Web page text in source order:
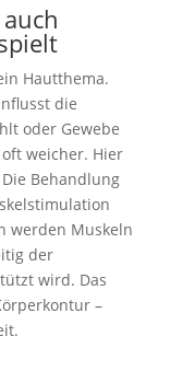
Hautthema.
die
oder Gewebe
weicher. Hier
Behandlung
werden Muskeln
der
wird. Das
–